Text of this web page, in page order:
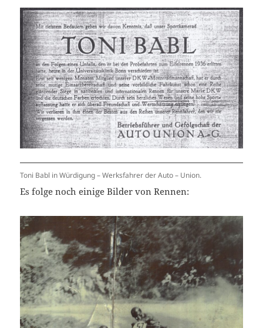
Toni Babl in Würdigung – Werksfahrer der Auto – Union.
Es folge noch einige Bilder von Rennen: